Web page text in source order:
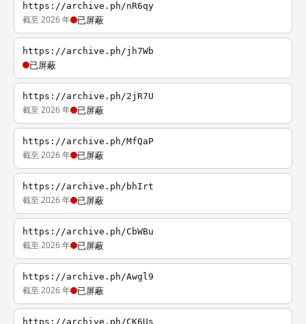
https://archive.ph/nR6qy
截至 2026 年 已屏蔽
https://archive.ph/jh7Wb
已屏蔽
https://archive.ph/2jR7U
截至 2026 年 已屏蔽
https://archive.ph/MfQaP
截至 2026 年 已屏蔽
https://archive.ph/bhIrt
截至 2026 年 已屏蔽
https://archive.ph/CbWBu
截至 2026 年 已屏蔽
https://archive.ph/Awgl9
截至 2026 年 已屏蔽
https://archive.ph/CK6Us